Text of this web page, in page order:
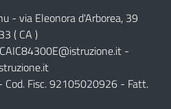
- via Eleonora d'Arborea, 39
( CA )
CAIC84300E@istruzione.it -
Cod. Fisc. 92105020926 - Fatt.